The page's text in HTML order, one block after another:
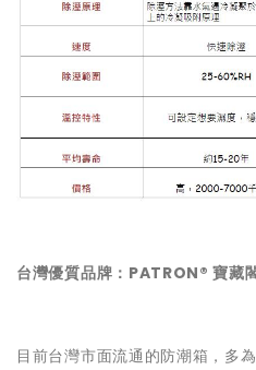
台灣優質品牌：PATRON® 寶藏
目前台灣市面流通的防潮箱，多